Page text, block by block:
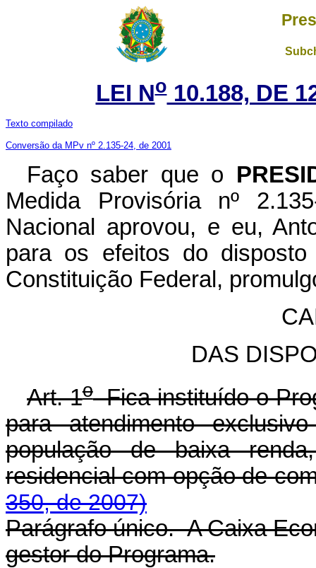
LEI No10.188, DE
Texto compilado
Conversão da MPv nº 2.135-24, de 2001
Faço saber que o
Medida Provisória nº
Nacional aprovou, e eu,
para os efeitos do
Constituição Federal,
DAS
Art. 1oFica instituído o
para atendimento
população de baixa
residencial com opção
350, de 2007)
Parágrafo único. A Caixa
gestor do Programa.